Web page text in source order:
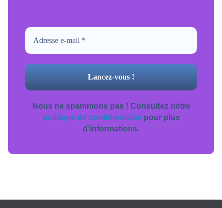
Nous ne spammons pas ! Consultez notre
politique de confidentialitépour plus
d’informations.